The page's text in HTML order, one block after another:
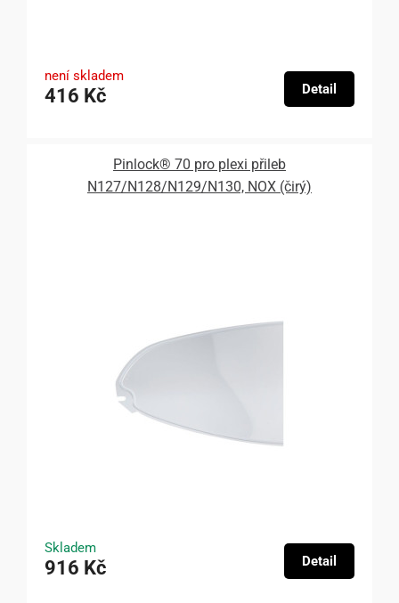
není skladem
416 Kč Detail
Pinlock® 70 pro plexi přileb
N127/N128/N129/N130, NOX (čirý)
Skladem
916 Kč Detail